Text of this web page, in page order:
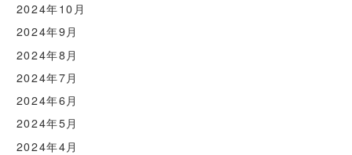
2024年10月
2024年9月
2024年8月
2024年7月
2024年6月
2024年5月
2024年4月